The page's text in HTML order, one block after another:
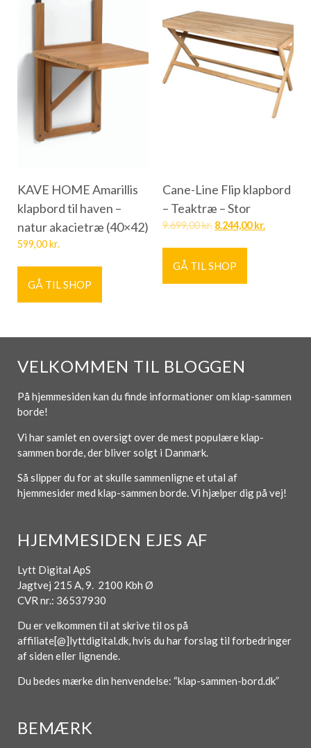
KAVE HOME Amarillis
klapbord til haven –
natur akacietræ (40×42)
599,00kr.
GÅ TIL SHOP
Cane-Line Flip klapbord
– Teaktræ – Stor
9.699,00kr. 8.244,00kr.
GÅ TIL SHOP
VELKOMMEN TIL BLOGGEN
På hjemmesiden kan du finde informationer om klap-sammen
borde!
Vi har samlet en oversigt over de mest populære klap-
sammen borde, der bliver solgt i Danmark.
Så slipper du for at skulle sammenligne et utal af
hjemmesider med klap-sammen borde. Vi hjælper dig på vej!
HJEMMESIDEN EJES AF
Lytt Digital ApS
Jagtvej 215 A, 9. 2100 Kbh Ø
CVR nr.: 36537930
Du er velkommen til at skrive til os på
affiliate[@]lyttdigital.dk, hvis du har forslag til forbedringer
af siden eller lignende.
Du bedes mærke din henvendelse: “klap-sammen-bord.dk”
BEMÆRK